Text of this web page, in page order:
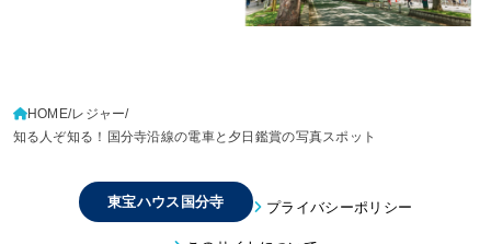
HOME
レジャー
知る人ぞ知る！国分寺沿線の電車と夕日鑑賞の写真スポット
東宝ハウス国分寺 プライバシーポリシー